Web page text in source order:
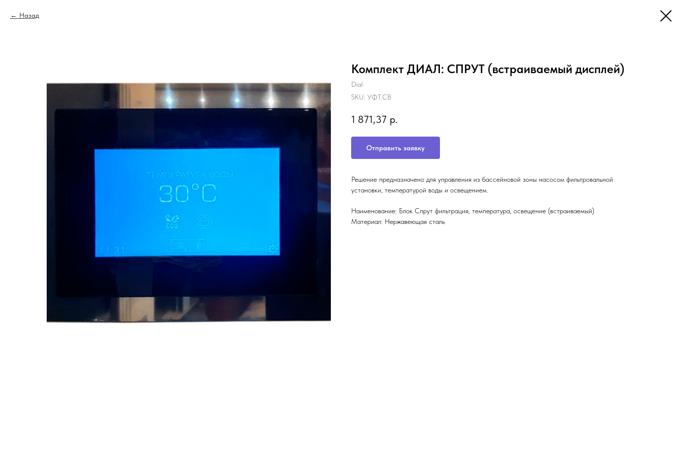
Назад
Комплект ДИАЛ: СПРУТ (встраиваемый дисплей)
Dial
SKU: УФТ.СВ
1 871,37 р.
Отправить заявку
Решение предназначено для управления из бассейновой зоны насосом фильтровальной
установки, температурой воды и освещением.
Наименование: Блок Спрут фильтрация, температура, освещение (встраиваемый)
Материал: Нержавеющая сталь